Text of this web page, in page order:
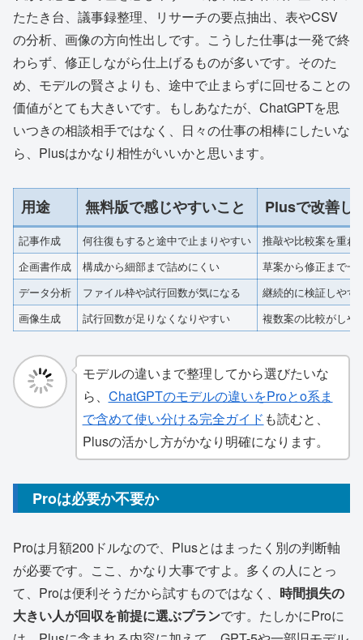
たたき台、議事録整理、リサーチの要点抽出、表やCSV
の分析、画像の方向性出しです。こうした仕事は一発で終
わらず、修正しながら仕上げるものが多いです。そのた
め、モデルの賢さよりも、途中で止まらずに回せることの
価値がとても大きいです。もしあなたが、ChatGPTを思
いつきの相談相手ではなく、日々の仕事の相棒にしたいな
ら、Plusはかなり相性がいいかと思います。
用途 無料版で感じやすいこと Plusで改善し
記事作成 何往復もすると途中で止まりやすい
推敲や比較案を重ね
企画書作成
構成から細部まで詰めにくい
草案から修正まで一
データ分析
ファイル枠や試行回数が気になる
継続的に検証しやす
画像生成
試行回数が足りなくなりやすい 複数案の比較がしや
モデルの違いまで整理してから選びたいな
ら、 ChatGPTのモデルの違いをProとo系ま
で含めて使い分ける完全ガイド も読むと、
Plusの活かし方がかなり明確になります。
Proは必要か不要か
Proは月額200ドルなので、Plusとはまったく別の判断軸
が必要です。ここ、かなり大事ですよ。多くの人にとっ
て、Proは便利そうだから試すものではなく、 時間損失の
大きい人が回収を前提に選ぶプランです。たしかにProに